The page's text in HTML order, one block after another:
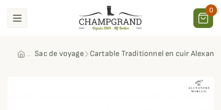
0
Sac de voyage Cartable Traditionnel en cuir